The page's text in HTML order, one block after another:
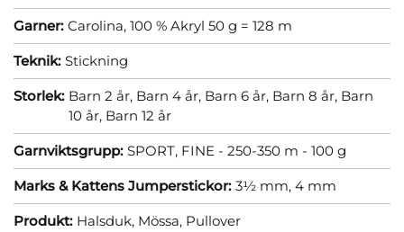
Garner: Carolina, 100 % Akryl 50 g = 128 m
Teknik: Stickning
Storlek: Barn 2 år, Barn 4 år, Barn 6 år, Barn 8 år, Barn
10 år, Barn 12 år
Garnviktsgrupp: SPORT, FINE - 250-350 m - 100 g
Marks & Kattens Jumperstickor: 3½ mm, 4 mm
Produkt: Halsduk, Mössa, Pullover